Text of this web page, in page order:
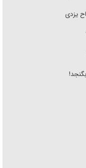
یزدی